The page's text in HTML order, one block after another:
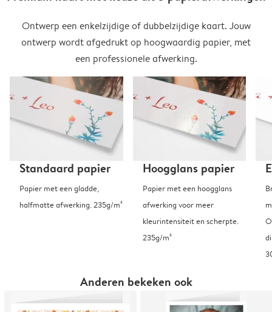
Ontwerp een enkelzijdige of dubbelzijdige kaart. Jouw
ontwerp wordt afgedrukt op hoogwaardig papier, met
een professionele afwerking.
Standaard papier
Papier met een gladde,
halfmatte afwerking. 235g/m²
Hoogglans papier
Papier met een hoogglans
afwerking voor meer
kleurintensiteit en scherpte.
235g/m²
Anderen bekeken ook